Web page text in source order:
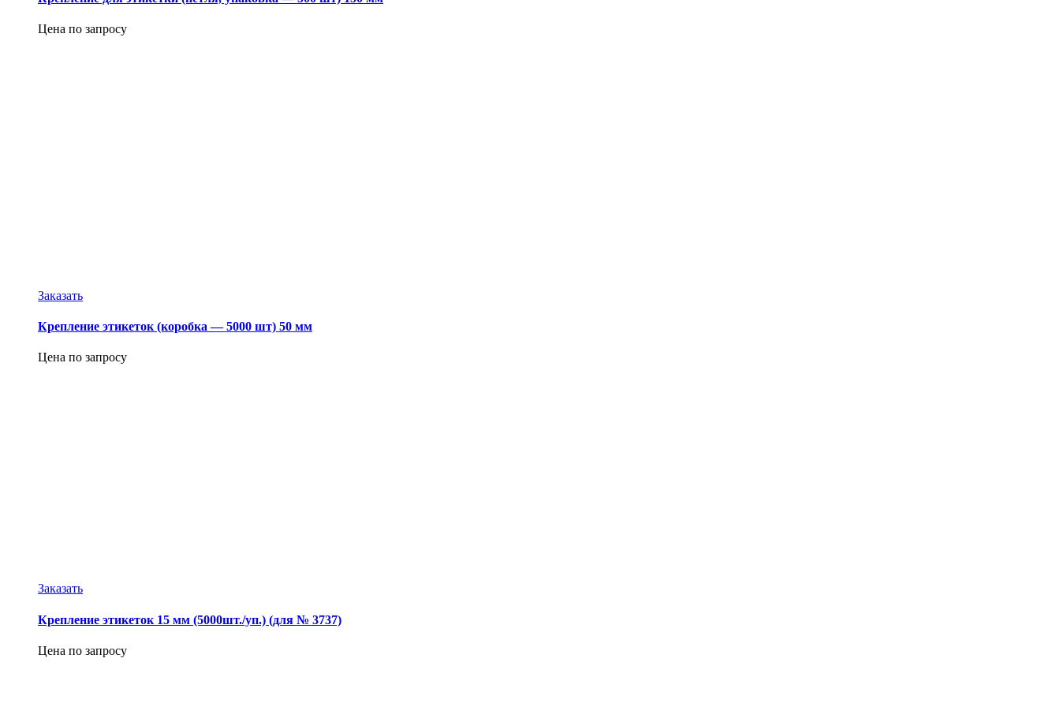
Цена по запросу
Заказать
Крепление этикеток (коробка — 5000 шт) 50 мм
Цена по запросу
Заказать
Крепление этикеток 15 мм (5000шт./уп.) (для № 3737)
Цена по запросу